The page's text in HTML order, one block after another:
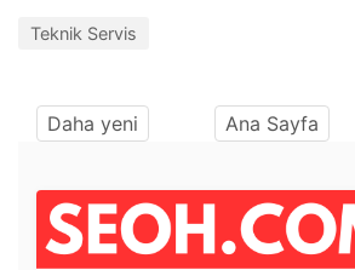
Teknik Servis
Daha yeni Ana Sayfa